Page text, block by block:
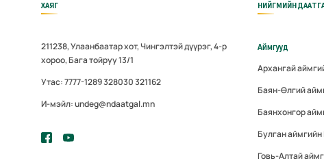
ХАЯГ
211238, Улаанбаатар хот, Чингэлтэй дүүрэг, 4-р
хороо, Бага тойруу 13/1
Утас: 7777-1289 328030 321162
И-мэйл: undeg@ndaatgal.mn
НИЙГМИЙН
Аймгууд
Архангай
Баян-Өлгий
Баянхонгор
Булган
Говь-Алтай